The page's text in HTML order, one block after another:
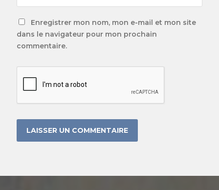
Enregistrer mon nom, mon e-mail et mon site
dans le navigateur pour mon prochain
commentaire.